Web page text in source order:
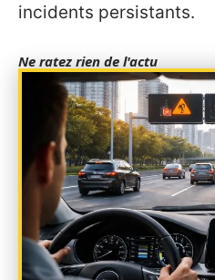
incidents persistants.
Ne ratez rien de l'actu